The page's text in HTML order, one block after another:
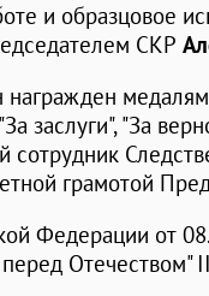
и образцовое
СКР
заслуги", "За
грамотой
Федерации от
Отечеством"